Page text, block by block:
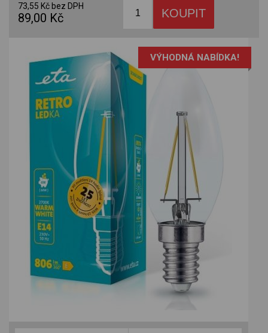
73,55 Kč bez DPH
89,00 Kč
VÝHODNÁ NABÍDKA!